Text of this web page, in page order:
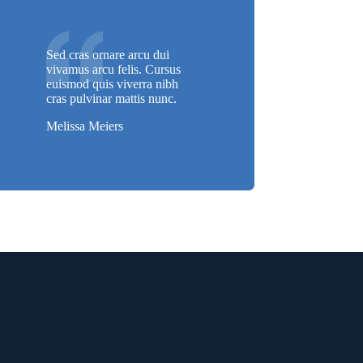
Sed cras ornare arcu dui
vivamus arcu felis. Cursus
euismod quis viverra nibh
cras pulvinar mattis nunc.
Melissa Meiers